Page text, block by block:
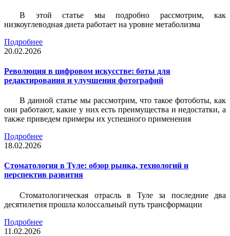
В этой статье мы подробно рассмотрим, как
низкоуглеводная диета работает на уровне метаболизма
Подробнее
20.02.2026
Революция в цифровом искусстве: боты для
редактирования и улучшения фотографий
В данной статье мы рассмотрим, что такое фотоботы, как
они работают, какие у них есть преимущества и недостатки, а
также приведем примеры их успешного применения
Подробнее
18.02.2026
Стоматология в Туле: обзор рынка, технологий и
перспектив развития
Стоматологическая отрасль в Туле за последние два
десятилетия прошла колоссальный путь трансформации
Подробнее
11.02.2026